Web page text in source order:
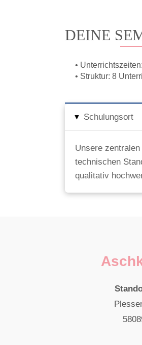
DEINE
•
• Struktur: 8
▸ Schulungsort
Unsere
technischen
qualitativ